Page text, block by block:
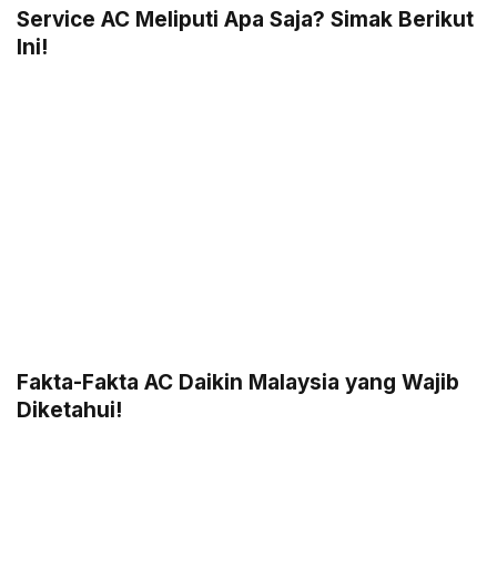
Service AC Meliputi Apa Saja? Simak Berikut
Ini!
Fakta-Fakta AC Daikin Malaysia yang Wajib
Diketahui!